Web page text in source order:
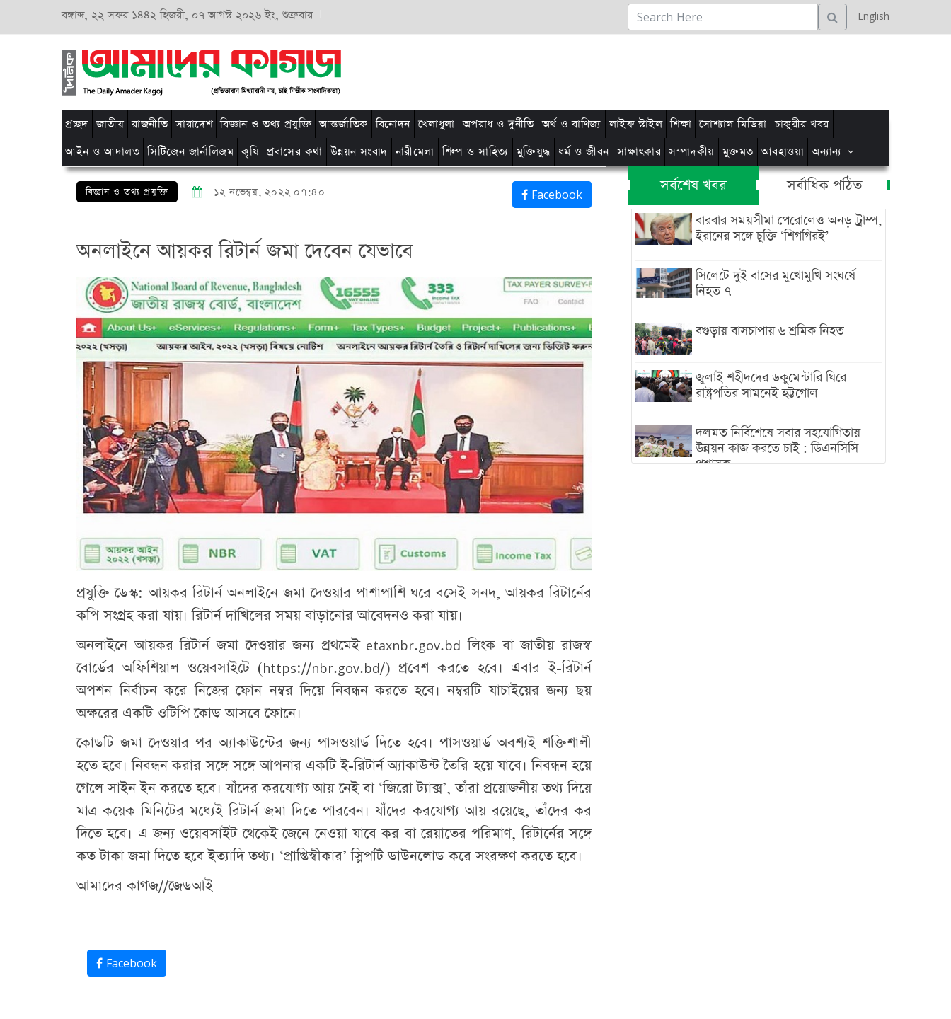
বঙ্গাব্দ, ২২ সফর ১৪৪২ হিজরী, ০৭ আগস্ট ২০২৬ ইং, শুক্রবার English
প্রচ্ছদ জাতীয় রাজনীতি সারাদেশ বিজ্ঞান ও তথ্য প্রযুক্তি আন্তর্জাতিক বিনোদন খেলাধুলা অপরাধ ও দুর্নীতি অর্থ ও বাণিজ্য লাইফ স্টাইল শিক্ষা সোশ্যাল মিডিয়া চাকুরীর খবর
আইন ও আদালত সিটিজেন জার্নালিজম কৃষি প্রবাসের কথা উন্নয়ন সংবাদ নারীমেলা শিল্প ও সাহিত্য মুক্তিযুদ্ধ ধর্ম ও জীবন সাক্ষাৎকার সম্পাদকীয় মুক্তমত আবহাওয়া অন্যান্য
বিজ্ঞান ও তথ্য প্রযুক্তি ১২ নভেম্বর, ২০২২ ০৭:৪০ Facebook
অনলাইনে আয়কর রিটার্ন জমা দেবেন যেভাবে
প্রযুক্তি ডেস্ক: আয়কর রিটার্ন অনলাইনে জমা দেওয়ার পাশাপাশি ঘরে বসেই সনদ, আয়কর রিটার্নের
কপি সংগ্রহ করা যায়। রিটার্ন দাখিলের সময় বাড়ানোর আবেদনও করা যায়।
অনলাইনে আয়কর রিটার্ন জমা দেওয়ার জন্য প্রথমেই etaxnbr.gov.bd লিংক বা জাতীয় রাজস্ব
বোর্ডের অফিশিয়াল ওয়েবসাইটে (https://nbr.gov.bd/) প্রবেশ করতে হবে। এবার ই-রিটার্ন
অপশন নির্বাচন করে নিজের ফোন নম্বর দিয়ে নিবন্ধন করতে হবে। নম্বরটি যাচাইয়ের জন্য ছয়
অক্ষরের একটি ওটিপি কোড আসবে ফোনে।
কোডটি জমা দেওয়ার পর অ্যাকাউন্টের জন্য পাসওয়ার্ড দিতে হবে। পাসওয়ার্ড অবশ্যই শক্তিশালী
হতে হবে। নিবন্ধন করার সঙ্গে সঙ্গে আপনার একটি ই-রিটার্ন অ্যাকাউন্ট তৈরি হয়ে যাবে। নিবন্ধন হয়ে
গেলে সাইন ইন করতে হবে। যাঁদের করযোগ্য আয় নেই বা ‘জিরো ট্যাক্স’, তাঁরা প্রয়োজনীয় তথ্য দিয়ে
মাত্র কয়েক মিনিটের মধ্যেই রিটার্ন জমা দিতে পারবেন। যাঁদের করযোগ্য আয় রয়েছে, তাঁদের কর
দিতে হবে। এ জন্য ওয়েবসাইট থেকেই জেনে নেওয়া যাবে কর বা রেয়াতের পরিমাণ, রিটার্নের সঙ্গে
কত টাকা জমা দিতে হবে ইত্যাদি তথ্য। ‘প্রাপ্তিস্বীকার’ স্লিপটি ডাউনলোড করে সংরক্ষণ করতে হবে।
আমাদের কাগজ//জেডআই
Facebook
সর্বশেষ খবর সর্বাধিক পঠিত
বারবার সময়সীমা পেরোলেও অনড় ট্রাম্প,
ইরানের সঙ্গে চুক্তি ‘শিগগিরই’
সিলেটে দুই বাসের মুখোমুখি সংঘর্ষে
নিহত ৭
বগুড়ায় বাসচাপায় ৬ শ্রমিক নিহত
জুলাই শহীদদের ডকুমেন্টারি ঘিরে
রাষ্ট্রপতির সামনেই হট্টগোল
দলমত নির্বিশেষে সবার সহযোগিতায়
উন্নয়ন কাজ করতে চাই : ডিএনসিসি
প্রশাসক